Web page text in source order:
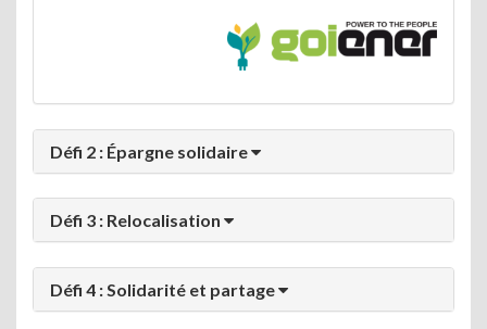
Défi 2 : Épargne solidaire
Défi 3 : Relocalisation
Défi 4 : Solidarité et partage